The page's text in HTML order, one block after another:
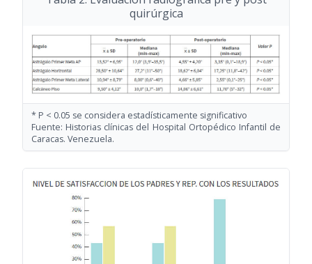
quirúrgica
* P < 0.05 se considera estadísticamente significativo
Fuente: Historias clínicas del Hospital Ortopédico Infantil de
Caracas. Venezuela.